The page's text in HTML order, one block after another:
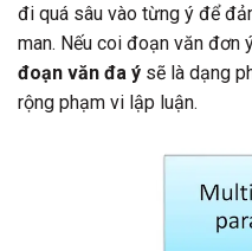
đi quá sâu vào từng ý để
man. Nếu coi đoạn văn đơn
đoạn văn đa ý sẽ là dạng
rộng phạm vi lập luận.